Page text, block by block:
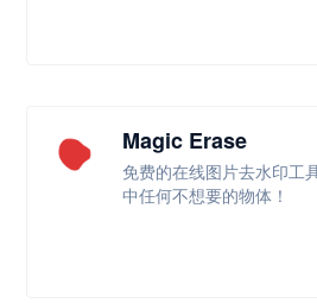
Magic Erase
免费的在线图片去水印工
中任何不想要的物体！